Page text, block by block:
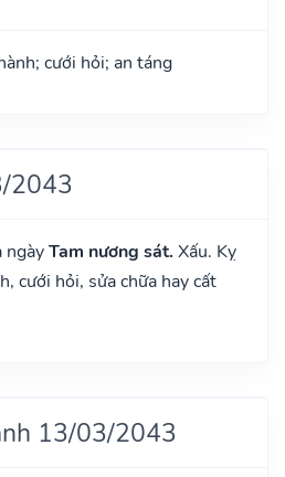
cưới hỏi; an táng
2043
Tam nương sát. Xấu. Kỵ
cưới hỏi, sửa chữa hay cất
13/03/2043